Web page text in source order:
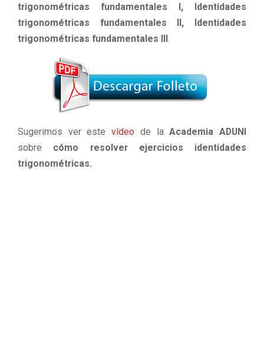
trigonométricas fundamentales I, Identidades
trigonométricas fundamentales II, Identidades
trigonométricas fundamentales III
Sugerimos ver estevídeo de laAcademia ADUNI
sobre cómo resolver ejercicios identidades
trigonométricas.